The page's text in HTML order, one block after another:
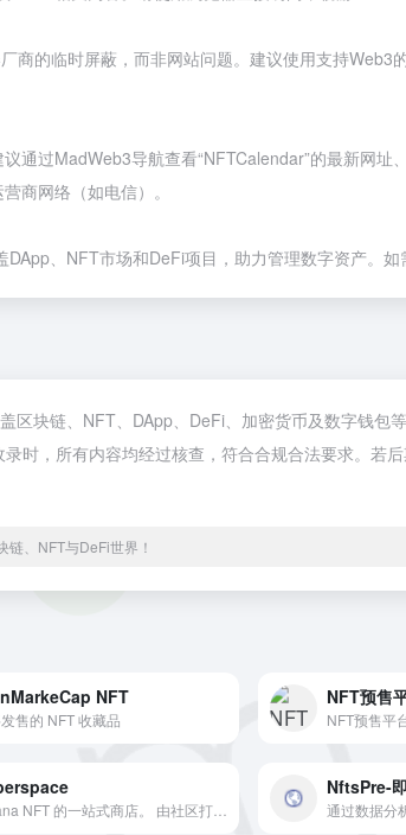
的临时屏蔽，而非网站问题。建议使用支持Web3
过MadWeb3导航查看“NFTCalendar”的最新网址
商网络（如电信）。
、NFT市场和DeFi项目，助力管理数字资产。如
区块链、NFT、DApp、DeFi、加密货币及数字钱
时，所有内容均经过核查，符合合规合法要求。若
、NFT与DeFi世界！
NFT
售的 NFT 收藏品
NFT预售
NFT预售平
Solana NFT 的一站式商店。 由社区打造，为社区服务。
NftsPre-